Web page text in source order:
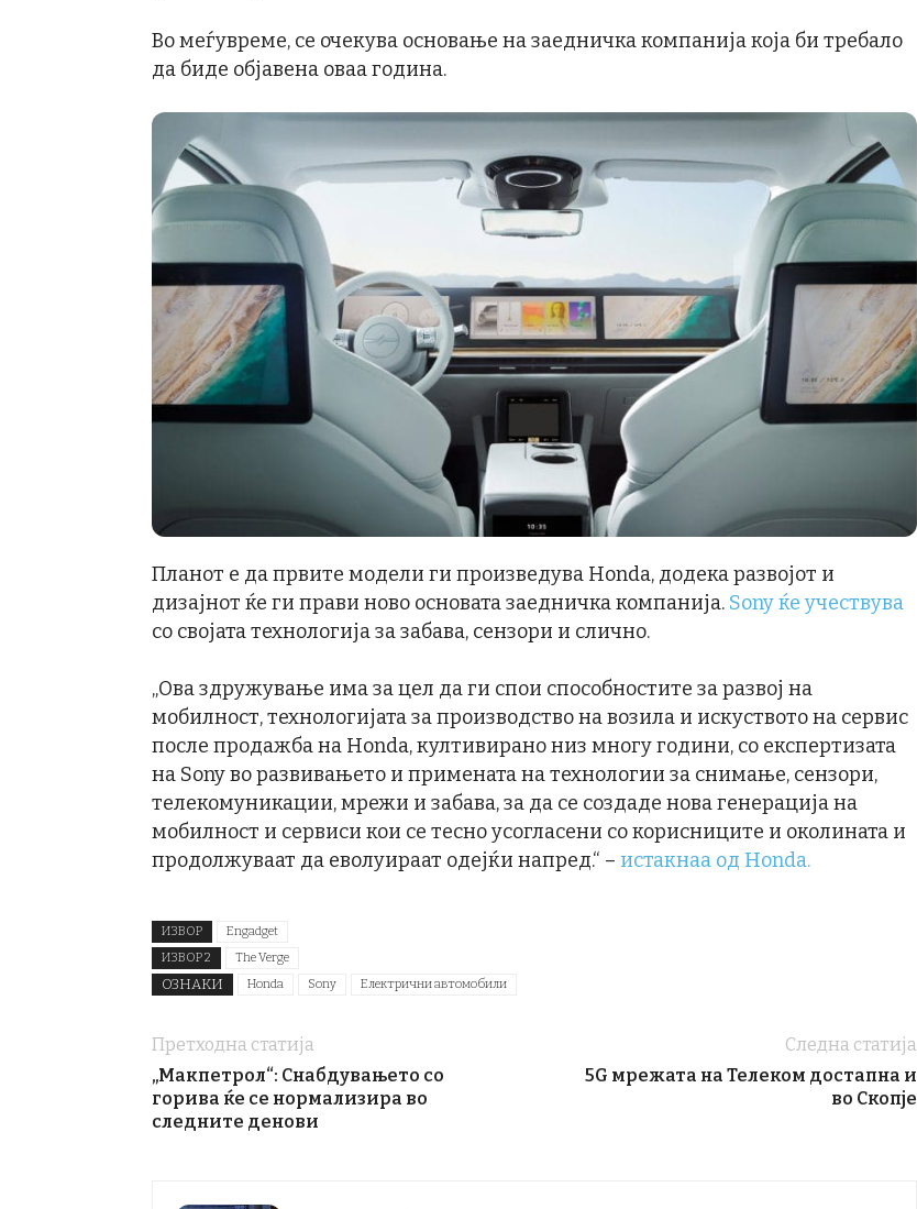
Во меѓувреме, се очекува основање на заедничка компанија која би требало
да биде објавена оваа година.
Планот е да првите модели ги произведува Honda, додека развојот и
дизајнот ќе ги прави ново основата заедничка компанија. Sony ќе учествува
со својата технологија за забава, сензори и слично.
„Ова здружување има за цел да ги спои способностите за развој на
мобилност, технологијата за производство на возила и искуството на сервис
после продажба на Honda, култивирано низ многу години, со експертизата
на Sony во развивањето и примената на технологии за снимање, сензори,
телекомуникации, мрежи и забава, за да се создаде нова генерација на
мобилност и сервиси кои се тесно усогласени со корисниците и околината и
продолжуваат да еволуираат одејќи напред.“ – истакнаа од Honda.
ИЗВОР
Engadget
ИЗВОР 2
The Verge
ОЗНАКИ Honda Sony Електрични автомобили
Претходна статија
„Макпетрол“: Снабдувањето со
горива ќе се нормализира во
следните денови
Следна статија
5G мрежата на Телеком достапна и
во Скопје